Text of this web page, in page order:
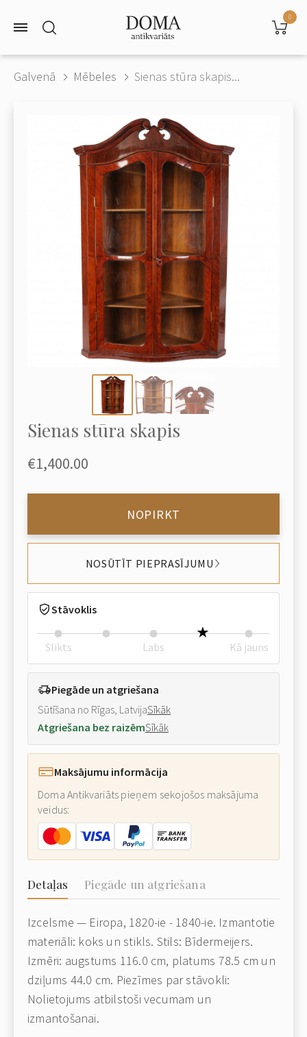
0
Galvenā Mēbeles Sienas stūra skapis...
Sienas stūra skapis
€1,400.00
NOPIRKT
NOSŪTĪT PIEPRASĪJUMU
Stāvoklis
Slikts Labs Kā jauns
Piegāde un atgriešana
Sūtīšana no Rīgas, LatvijaSīkāk
Atgriešana bez raizēmSīkāk
Maksājumu informācija
Doma Antikvariāts pieņem sekojošos maksājuma
veidus:
Detaļas Piegāde un atgriešana
Izcelsme — Eiropa, 1820-ie - 1840-ie. Izmantotie
materiāli: koks un stikls. Stils: Bīdermeijers.
Izmēri: augstums 116.0 cm, platums 78.5 cm un
dziļums 44.0 cm. Piezīmes par stāvokli:
Nolietojums atbilstoši vecumam un
izmantošanai.